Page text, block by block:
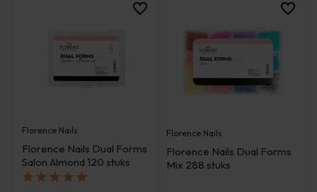
Florence Nails
Florence Nails Dual Forms
Salon Almond 120 stuks
Florence Nails
Florence Nails Dual Forms
Mix 288 stuks